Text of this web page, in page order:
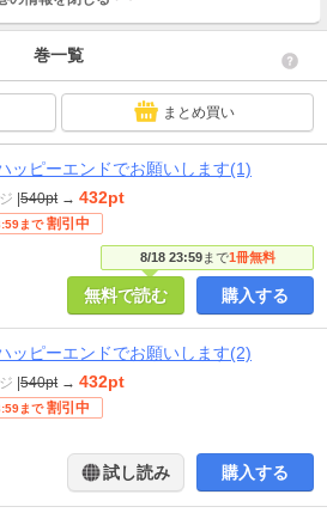
巻一覧
まとめ買い
ッピーエンドでお願いします(1)
8/18 23:59まで1冊無料
|540pt → 432pt
まで 割引中
無料で読む 購入する
ッピーエンドでお願いします(2)
|540pt → 432pt
まで 割引中
試し読み 購入する